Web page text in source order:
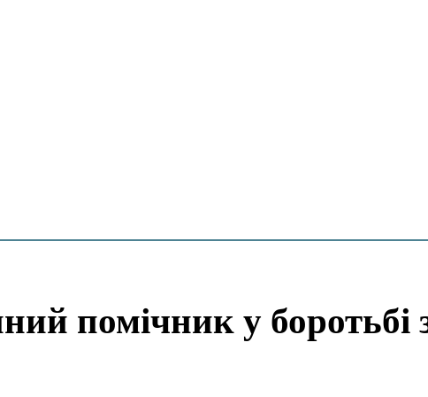
помічник у боротьбі